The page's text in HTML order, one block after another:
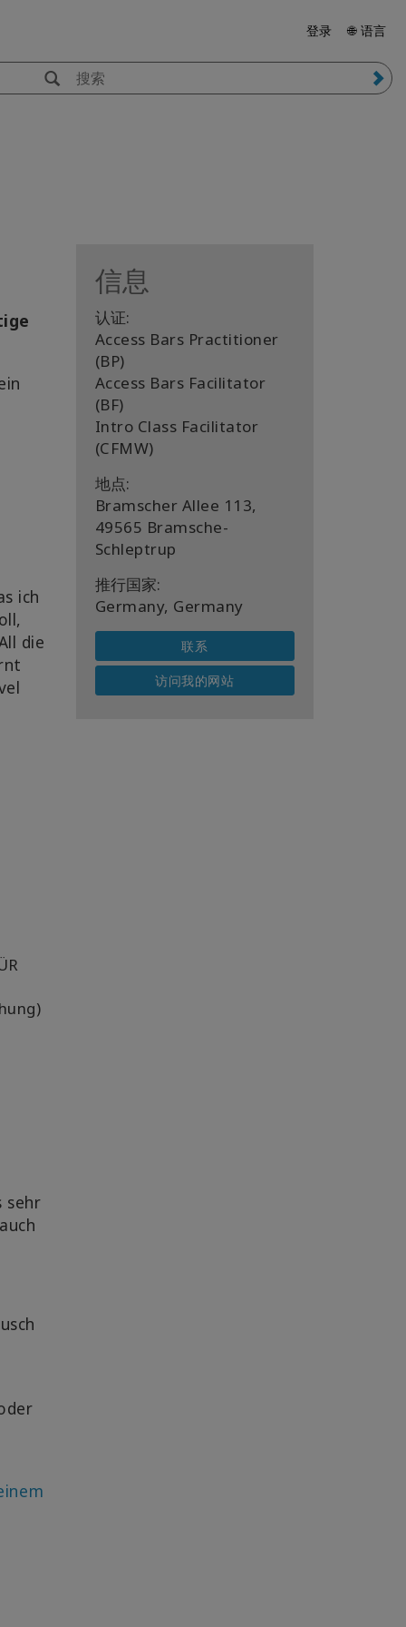
登录 🌐 语言
ich
die
sehr
信息
认证:
Access Bars Practitioner
(BP)
Access Bars Facilitator
(BF)
Intro Class Facilitator
(CFMW)
地点:
Bramscher Allee 113,
49565 Bramsche-
Schleptrup
推行国家:
Germany, Germany
联系
访问我的网站